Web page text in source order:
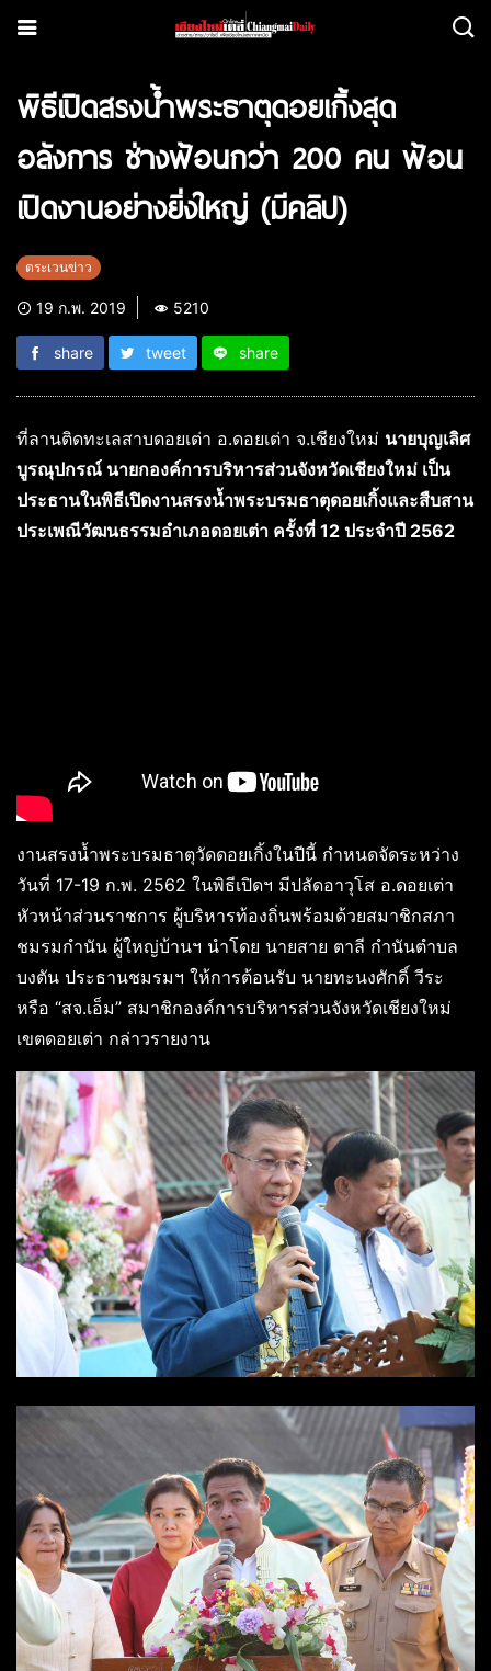
พิธีเปิดสรงน้ำพระธาตุดอยเกิ้งสุด
อลังการ ช่างฟ้อนกว่า 200 คน ฟ้อน
เปิดงานอย่างยิ่งใหญ่ (มีคลิป)
ตระเวนข่าว
19 ก.พ. 2019 5210
share tweet share
ที่ลานติดทะเลสาบดอยเต่า อ.ดอยเต่า จ.เชียงใหม่ นายบุญเลิศ
บูรณุปกรณ์ นายกองค์การบริหารส่วนจังหวัดเชียงใหม่ เป็น
ประธานในพิธีเปิดงานสรงน้ำพระบรมธาตุดอยเกิ้งและสืบสาน
ประเพณีวัฒนธรรมอำเภอดอยเต่า ครั้งที่ 12 ประจำปี 2562
งานสรงน้ำพระบรมธาตุวัดดอยเกิ้งในปีนี้ กำหนดจัดระหว่าง
วันที่ 17-19 ก.พ. 2562 ในพิธีเปิดฯ มีปลัดอาวุโส อ.ดอยเต่า
หัวหน้าส่วนราชการ ผู้บริหารท้องถิ่นพร้อมด้วยสมาชิกสภา
ชมรมกำนัน ผู้ใหญ่บ้านฯ นำโดย นายสาย ตาลี กำนันตำบล
บงตัน ประธานชมรมฯ ให้การต้อนรับ นายทะนงศักดิ์ วีระ
หรือ “สจ.เอ็ม” สมาชิกองค์การบริหารส่วนจังหวัดเชียงใหม่
เขตดอยเต่า กล่าวรายงาน